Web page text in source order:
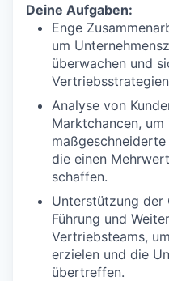
Deine Aufgaben:
Enge
um
überwachen und
Analyse von
Marktchancen,
die einen
schaffen.
Unterstützung der
Führung und
Vertriebsteams,
erzielen und die
übertreffen.